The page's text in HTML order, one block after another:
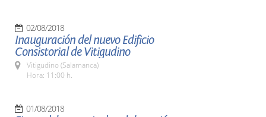
02/08/2018
Inauguración del nuevo Edificio
Consistorial de Vitigudino
Vitigudino (Salamanca)
Hora: 11:00 h.
01/08/2018